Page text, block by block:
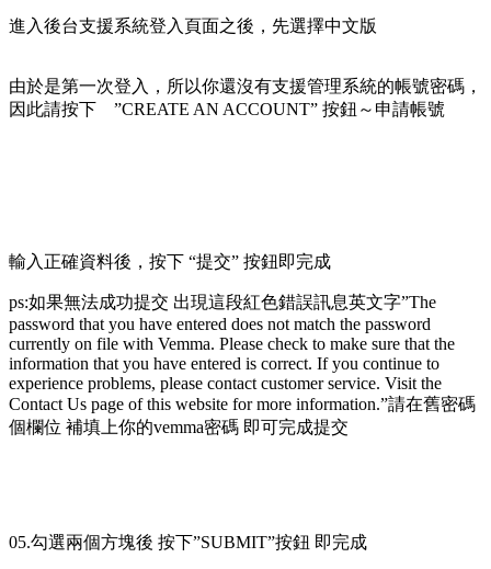
進入後台支援系統登入頁面之後，先選擇中文版
由於是第一次登入，所以你還沒有支援管理系統的帳號密碼，
因此請按下 ”CREATE AN ACCOUNT” 按鈕～申請帳號
輸入正確資料後，按下 “提交” 按鈕即完成
ps:如果無法成功提交 出現這段紅色錯誤訊息英文字”The
password that you have entered does not match the password
currently on file with Vemma. Please check to make sure that the
information that you have entered is correct. If you continue to
experience problems, please contact customer service. Visit the
Contact Us page of this website for more information.”請在舊密碼
個欄位 補填上你的vemma密碼 即可完成提交
05.勾選兩個方塊後 按下”SUBMIT”按鈕 即完成